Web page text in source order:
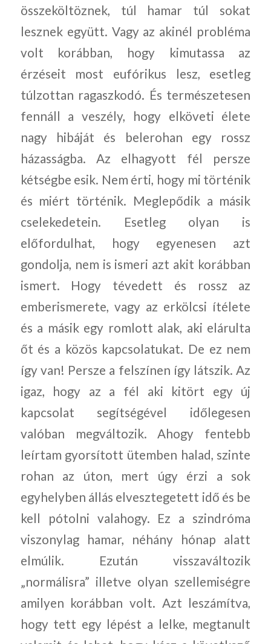
összeköltöznek, túl hamar túl sokat
lesznek együtt. Vagy az akinél probléma
volt korábban, hogy kimutassa az
érzéseit most eufórikus lesz, esetleg
túlzottan ragaszkodó. És természetesen
fennáll a veszély, hogy elköveti élete
nagy hibáját és belerohan egy rossz
házasságba. Az elhagyott fél persze
kétségbe esik. Nem érti, hogy mi történik
és miért történik. Meglepődik a másik
cselekedetein. Esetleg olyan is
előfordulhat, hogy egyenesen azt
gondolja, nem is ismeri azt akit korábban
ismert. Hogy tévedett és rossz az
emberismerete, vagy az erkölcsi ítélete
és a másik egy romlott alak, aki elárulta
őt és a közös kapcsolatukat. De ez nem
így van! Persze a felszínen így látszik. Az
igaz, hogy az a fél aki kitört egy új
kapcsolat segítségével időlegesen
valóban megváltozik. Ahogy fentebb
leírtam gyorsított ütemben halad, szinte
rohan az úton, mert úgy érzi a sok
egyhelyben állás elvesztegetett idő és be
kell pótolni valahogy. Ez a szindróma
viszonylag hamar, néhány hónap alatt
elmúlik. Ezután visszaváltozik
„normálisra” illetve olyan szellemiségre
amilyen korábban volt. Azt leszámítva,
hogy tett egy lépést a lelke, megtanult